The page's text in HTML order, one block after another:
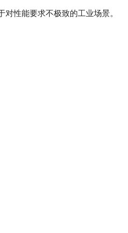
性能要求不极致的工业场景。